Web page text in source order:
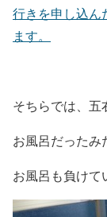
行きを申し込ん
ます。
そちらでは、五
お風呂だったみ
お風呂も負けて